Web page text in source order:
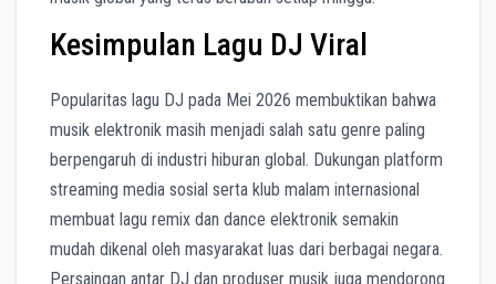
Kesimpulan Lagu DJ Viral
Popularitas lagu DJ pada Mei 2026 membuktikan bahwa
musik elektronik masih menjadi salah satu genre paling
berpengaruh di industri hiburan global. Dukungan platform
streaming media sosial serta klub malam internasional
membuat lagu remix dan dance elektronik semakin
mudah dikenal oleh masyarakat luas dari berbagai negara.
Persaingan antar DJ dan produser musik juga mendorong